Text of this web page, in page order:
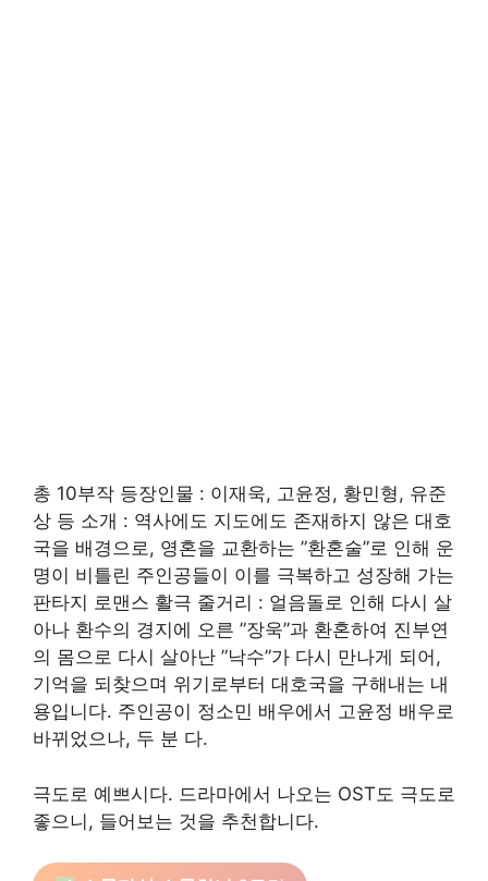
총 10부작 등장인물 : 이재욱, 고윤정, 황민형, 유준
상 등 소개 : 역사에도 지도에도 존재하지 않은 대호
국을 배경으로, 영혼을 교환하는 ”환혼술”로 인해 운
명이 비틀린 주인공들이 이를 극복하고 성장해 가는
판타지 로맨스 활극 줄거리 : 얼음돌로 인해 다시 살
아나 환수의 경지에 오른 ”장욱”과 환혼하여 진부연
의 몸으로 다시 살아난 ”낙수”가 다시 만나게 되어,
기억을 되찾으며 위기로부터 대호국을 구해내는 내
용입니다. 주인공이 정소민 배우에서 고윤정 배우로
바뀌었으나, 두 분 다.
극도로 예쁘시다. 드라마에서 나오는 OST도 극도로
좋으니, 들어보는 것을 추천합니다.